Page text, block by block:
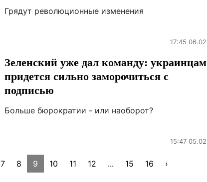
Грядут революционные изменения
17:45 06.02
Зеленский уже дал команду: украинцам
придется сильно заморочиться с
подписью
Больше бюрократии - или наоборот?
15:47 05.02
7 8 9 10 11 12 ... 15 16 ›